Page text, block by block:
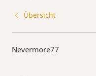
Übersicht
Nevermore77